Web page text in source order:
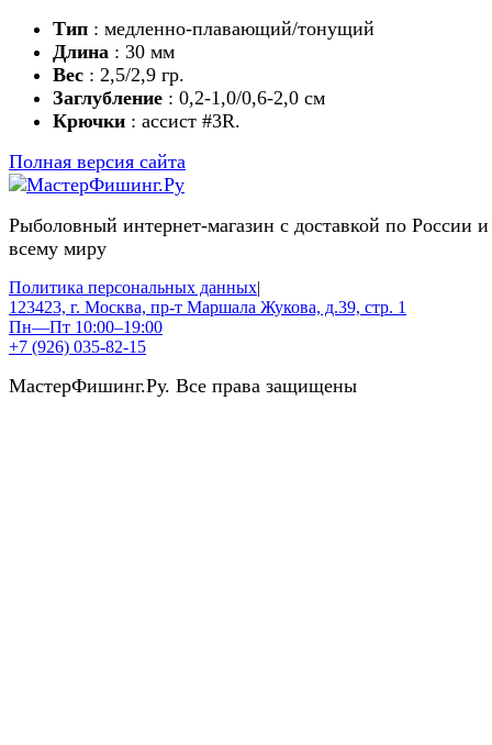
Тип : медленно-плавающий/тонущий
Длина : 30 мм
Вес : 2,5/2,9 гр.
Заглубление : 0,2-1,0/0,6-2,0 см
Крючки : ассист #3R.
Полная версия сайта
Рыболовный интернет-магазин с доставкой по России и
всему миру
Политика персональных данных|
123423, г. Москва, пр-т Маршала Жукова, д.39, стр. 1
Пн—Пт 10:00–19:00
+7 (926) 035-82-15
МастерФишинг.Ру. Все права защищены